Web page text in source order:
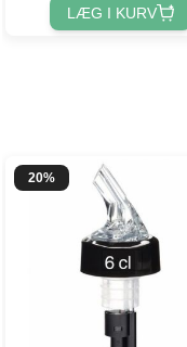
LÆG I KURV
20%